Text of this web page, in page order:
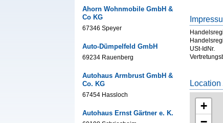
Ahorn Wohnmobile GmbH &
Co KG
67346 Speyer
Auto-Dümpelfeld GmbH
69234 Rauenberg
Autohaus Armbrust GmbH &
Co. KG
67454 Hassloch
Autohaus Ernst Gärtner e. K.
USt-IdNr.
Location
+